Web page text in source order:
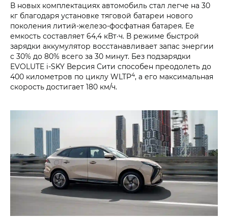
В новых комплектациях автомобиль стал легче на 30
кг благодаря установке тяговой батареи нового
поколения литий-железо-фосфатная батарея. Ее
емкость составляет 64,4 кВт·ч. В режиме быстрой
зарядки аккумулятор восстанавливает запас энергии
с 30% до 80% всего за 30 минут. Без подзарядки
EVOLUTE i‑SKY Версия Сити способен преодолеть до
400 километров по циклу WLTP4, а его максимальная
скорость достигает 180 км/ч.